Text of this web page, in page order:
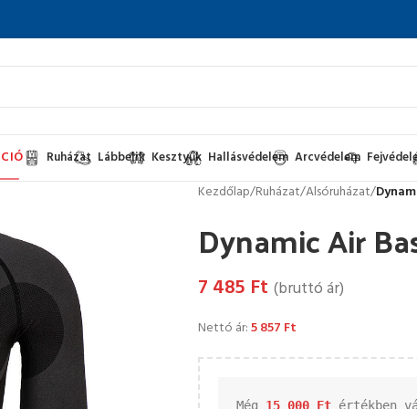
Ruházat Lábbelik Kesztyűk Hallásvédelem Arcvédelem
Kezdőlap/Ruházat/Alsóruházat/
Dynamic Air
7 485 Ft (bruttó ár)
Nettó ár:5 857 Ft
Még 15 000 Ft értékben